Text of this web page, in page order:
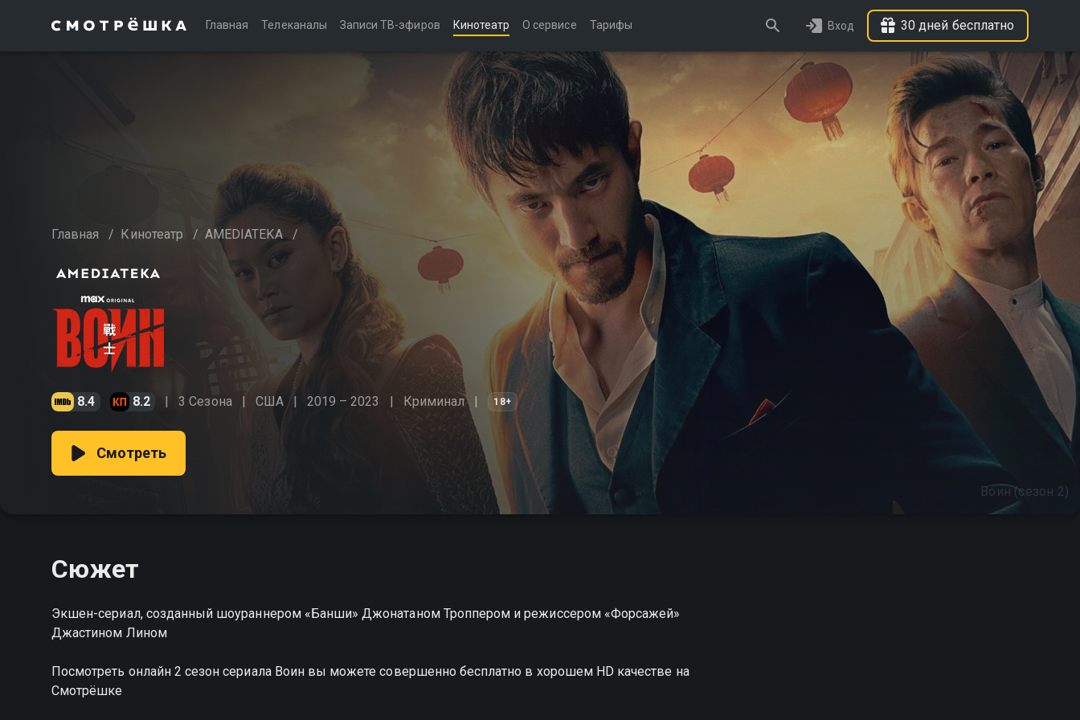
Главная Телеканалы Записи ТВ-эфиров Кинотеатр О сервисе Тарифы Вход 30 дней бесплатно
Главная / Кинотеатр / AMEDIATEKA /
8.4 8.2 3 Сезона США 2019 – 2023 Криминал 18+
Воин (сезон 2)
Смотреть
Сюжет
Экшен-сериал, созданный шоураннером «Банши» Джонатаном Троппером и режиссером «Форсажей»
Джастином Лином
Посмотреть онлайн 2 сезон сериала Воин вы можете совершенно бесплатно в хорошем HD качестве на
Смотрёшке